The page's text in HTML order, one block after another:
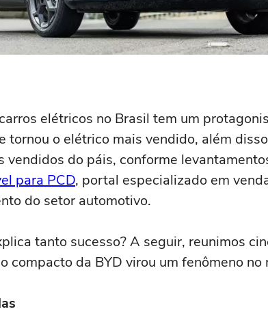
elétricos no Brasil tem um
tornou o elétrico mais vendido, além
vendidos do páis, conforme
para PCD, portal especializado em
do setor automotivo.
tanto sucesso? A seguir, reunimos
compacto da BYD virou um fenômeno